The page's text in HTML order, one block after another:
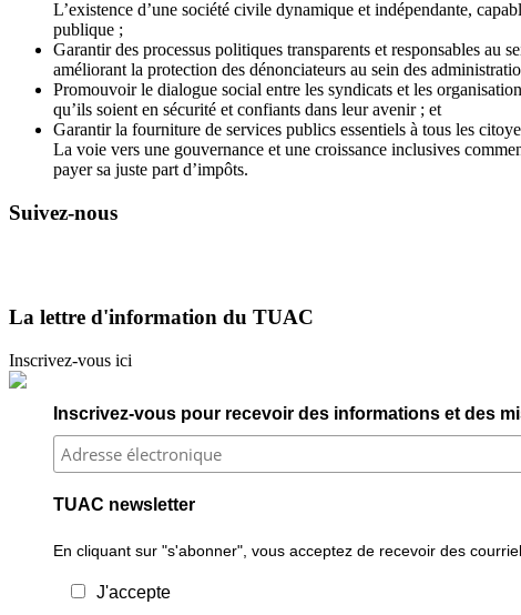
L’existence d’une société civile dynamique et indépendante,
publique ;
Garantir des processus politiques transparents et responsables au
améliorant la protection des dénonciateurs au sein des
Promouvoir le dialogue social entre les syndicats et les
qu’ils soient en sécurité et confiants dans leur avenir ; et
Garantir la fourniture de services publics essentiels à tous les
La voie vers une gouvernance et une croissance inclusives
payer sa juste part d’impôts.
Suivez-nous
La lettre d'information du TUAC
Inscrivez-vous ici
Inscrivez-vous pour recevoir des informations et des
TUAC newsletter
En cliquant sur "s'abonner", vous acceptez de recevoir des
J'accepte